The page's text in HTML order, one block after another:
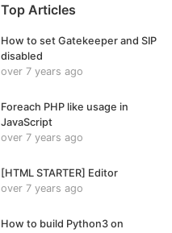
Top Articles
How to set Gatekeeper and SIP
disabled
over 7 years ago
Foreach PHP like usage in
JavaScript
over 7 years ago
[HTML STARTER] Editor
over 7 years ago
How to build Python3 on